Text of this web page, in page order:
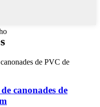
canonades de